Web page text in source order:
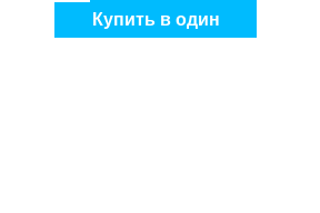
Купить в один